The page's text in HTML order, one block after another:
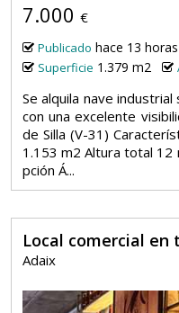
7.000 €
Publicado hace 13 horas
Superficie 1.379 m2
Se alquila nave
con una excelente
de Silla (V-31)
1.153 m2 Altura total 12
pción Á...
Local comercial en
Adaix